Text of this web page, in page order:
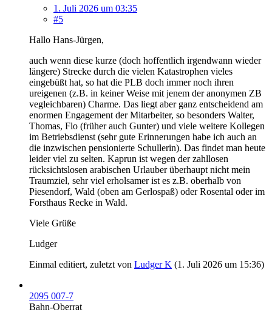
1. Juli 2026 um 03:35
#5
Hallo Hans-Jürgen,
auch wenn diese kurze (doch hoffentlich irgendwann wieder
längere) Strecke durch die vielen Katastrophen vieles
eingebüßt hat, so hat die PLB doch immer noch ihren
ureigenen (z.B. in keiner Weise mit jenem der anonymen ZB
vegleichbaren) Charme. Das liegt aber ganz entscheidend am
enormen Engagement der Mitarbeiter, so besonders Walter,
Thomas, Flo (früher auch Gunter) und viele weitere Kollegen
im Betriebsdienst (sehr gute Erinnerungen habe ich auch an
die inzwischen pensionierte Schullerin). Das findet man heute
leider viel zu selten. Kaprun ist wegen der zahllosen
rücksichtslosen arabischen Urlauber überhaupt nicht mein
Traumziel, sehr viel erholsamer ist es z.B. oberhalb von
Piesendorf, Wald (oben am Gerlospaß) oder Rosental oder im
Forsthaus Recke in Wald.
Viele Grüße
Ludger
Einmal editiert, zuletzt von Ludger K (1. Juli 2026 um 15:36)
2095 007-7
Bahn-Oberrat